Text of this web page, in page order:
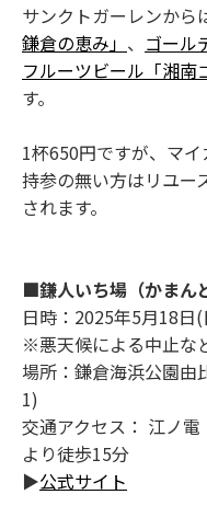
サンクトガーレンから
鎌倉の恵み」 、 ゴール
フルーツビール「湘南
す。
1杯650円ですが、マイ
持参の無い方はリユー
されます。
■鎌人いち場（かまん
日時：2025年5月18
※悪天候による中止な
場所：鎌倉海浜公園由
1)
交通アクセス： 江ノ
より徒歩15分
▶公式サイト